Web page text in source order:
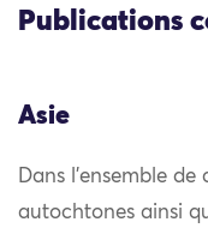
Publications
Asie
Dans l’ensemble
autochtones ainsi